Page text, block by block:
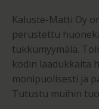
Kaluste-Matti Oy
perustettu
tukkumyymälä.
kodin laadukkaita
monipuolisesti ja
Tutustu muihin